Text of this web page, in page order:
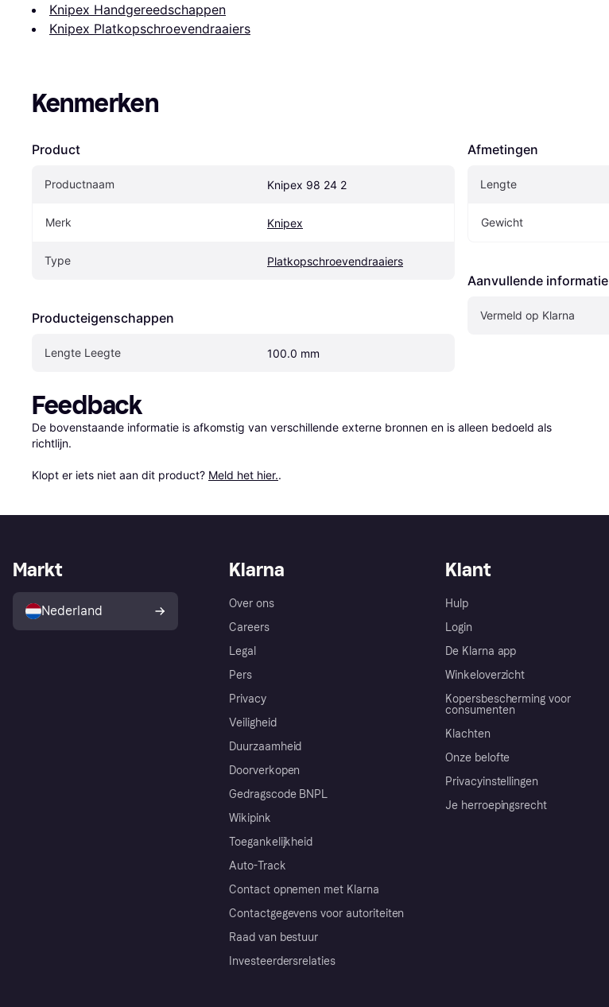
Knipex Handgereedschappen
Knipex Platkopschroevendraaiers
Kenmerken
Product
Productnaam Knipex 98 24 2
Merk Knipex
Type Platkopschroevendraaiers
Producteigenschappen
Lengte Leegte 100.0 mm
Afmetingen
Lengte
Gewicht
Aanvullende informatie
Vermeld op Klarna
Feedback
De bovenstaande informatie is afkomstig van verschillende externe bronnen en is alleen bedoeld als
richtlijn.
Klopt er iets niet aan dit product? Meld het hier..
Klarna
Over ons
Careers
Legal
Pers
Privacy
Veiligheid
Duurzaamheid
Doorverkopen
Gedragscode BNPL
Wikipink
Toegankelijkheid
Auto-Track
Contact opnemen met Klarna
Contactgegevens voor autoriteiten
Raad van bestuur
Investeerdersrelaties
Klant
Hulp
Login
De Klarna app
Winkeloverzicht
Kopersbescherming voor
consumenten
Klachten
Onze belofte
Privacyinstellingen
Je herroepingsrecht
Markt
Nederland